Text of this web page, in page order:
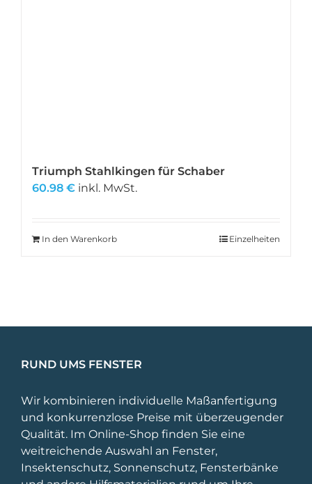
Triumph Stahlkingen für Schaber
60.98 € inkl. MwSt.
In den Warenkorb Einzelheiten
RUND UMS FENSTER
Wir kombinieren individuelle Maßanfertigung
und konkurrenzlose Preise mit überzeugender
Qualität. Im Online-Shop finden Sie eine
weitreichende Auswahl an Fenster,
Insektenschutz, Sonnenschutz, Fensterbänke